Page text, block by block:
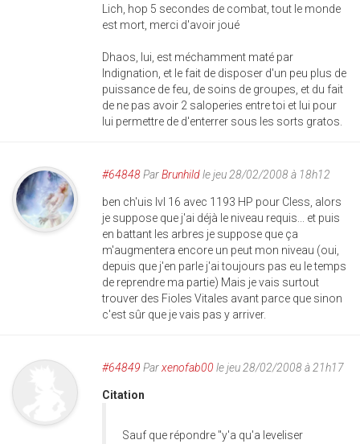
Lich, hop 5 secondes de combat, tout le monde
est mort, merci d'avoir joué
Dhaos, lui, est méchamment maté par
Indignation, et le fait de disposer d'un peu plus de
puissance de feu, de soins de groupes, et du fait
de ne pas avoir 2 saloperies entre toi et lui pour
lui permettre de d'enterrer sous les sorts gratos.
#64848ParBrunhildle jeu 28/02/2008 à 18h12
ben ch'uis lvl 16 avec 1193 HP pour Cless, alors
je suppose que j'ai déjà le niveau requis... et puis
en battant les arbres je suppose que ça
m'augmentera encore un peut mon niveau (oui,
depuis que j'en parle j'ai toujours pas eu le temps
de reprendre ma partie) Mais je vais surtout
trouver des Fioles Vitales avant parce que sinon
c'est sûr que je vais pas y arriver.
#64849 Parxenofab00 le jeu 28/02/2008 à 21h17
Citation
Sauf que répondre "y'a qu'a leveliser